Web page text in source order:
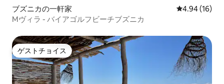
ブズニカの一軒家 レビュー16
4.94 (16)
Mヴィラ - バイアゴルフビーチブズニカ
ゲストチョイス
ゲストチョイス